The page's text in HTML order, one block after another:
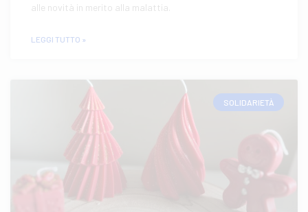
alle novità in merito alla malattia.
LEGGI TUTTO »
SOLIDARIETÀ